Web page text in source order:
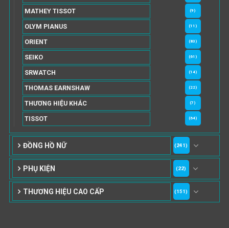
MATHEY TISSOT (9)
OLYM PIANUS (11)
ORIENT (83)
SEIKO (61)
SRWATCH (14)
THOMAS EARNSHAW (22)
THƯƠNG HIỆU KHÁC (7)
TISSOT (64)
ĐỒNG HỒ NỮ (241)
PHỤ KIỆN (22)
THƯƠNG HIỆU CAO CẤP (151)